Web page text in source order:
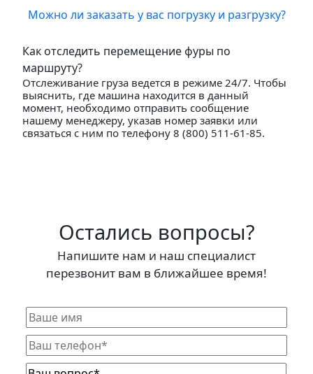
Можно ли заказать у вас погрузку и разгрузку?
Как отследить перемещение фуры по
маршруту?
Отслеживание груза ведется в режиме 24/7. Чтобы
выяснить, где машина находится в данный
момент, необходимо отправить сообщение
нашему менеджеру, указав номер заявки или
связаться с ним по телефону 8 (800) 511-61-85.
Остались вопросы?
Напишите нам и наш специалист
перезвонит вам в ближайшее время!